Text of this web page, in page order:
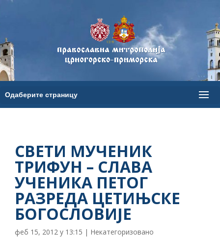
СВЕТИ МУЧЕНИК
ТРИФУН – СЛАВА
УЧЕНИКА ПЕТОГ
РАЗРЕДА ЦЕТИЊСКЕ
БОГОСЛОВИЈЕ
феб 15, 2012 у 13:15 | Некатегоризовано